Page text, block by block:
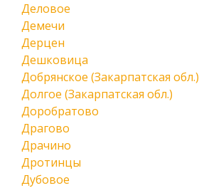
Деловое
Демечи
Дерцен
Дешковица
Добрянское (Закарпатская обл.)
Долгое (Закарпатская обл.)
Доробратово
Драгово
Драчино
Дротинцы
Дубовое